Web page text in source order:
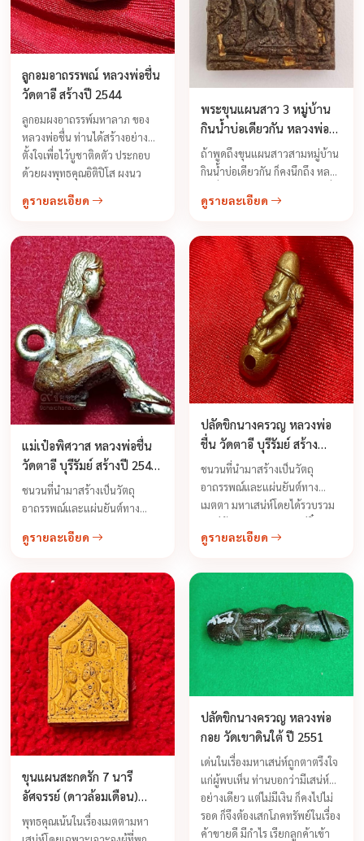
ลูกอมอาถรรพณ์ หลวงพ่อชื่น
วัดตาอี สร้างปี 2544
ลูกอมผงอาถรรพ์มหาลาภ ของ
หลวงพ่อชื่น ท่านได้สร้างอย่าง
ตั้งใจเพื่อไว้บูชาติดตัว ประกอบ
ด้วยผงพุทธคุณอิติปิโส ผงนว
ดูรายละเอียด
พระขุนแผนสาว 3 หมู่บ้าน
กินน้ำบ่อเดียวกัน หลวงพ่อ
กอย วัดเขาดินใต้ รุ่น ไตรมาส
ปี 2551
ถ้าพูดถึงขุนแผนสาวสามหมู่บ้าน
กินน้ำบ่อเดียวกัน ก็คงนึกถึง หลวง
เสียงโด่งดังในการสร้างและปลุก
ดูรายละเอียด
แม่เป๋อพิศวาส หลวงพ่อชื่น
วัดตาอี บุรีรัมย์ สร้างปี 2543
รุ่นสร้างโบสถ์
ชนวนที่นำมาสร้างเป็นวัตถุ
อาถรรพณ์และแผ่นยันต์ทาง
ยันต์ม้าเสพนาง และยันต์อิ๋นคู่
รวมไปถึงอาจารย์ฆาราวาสด้วย
เช่นยันต์หัวใจม้าสีหมอก ตะปูตอก
ฝาโลง เหล็กเสียบศพสมัยโบราณ
...
ดูรายละเอียด
ปลัดขิกนางครวญ หลวงพ่อ
ชื่น วัดตาอี บุรีรัมย์ สร้าง
2543 รุ่นสร้างอุโบสถ
ชนวนที่นำมาสร้างเป็นวัตถุ
อาถรรพณ์และแผ่นยันต์ทาง
เมตตา มหาเสน่ห์โดยได้รวบรวม
จากเกจิอาจารย์ชาวเขมรทั้งหมด
เช่นยันต์หัวใจม้าสีหมอก ตะปูตอก
ฝาโลง เหล็กเสียบศพสมัยโบราณ
ดูรายละเอียด
ขุนแผนสะกดรัก 7 นารี
อัศจรรย์ (ดาวล้อมเดือน)
หลวงพ่อกอย วัดเขาดินใต้
พุทธคุณเน้นในเรื่องเมตตามหา
ปลัดขิกนางครวญ หลวงพ่อ
กอย วัดเขาดินใต้ ปี 2551
เด่นในเรื่องมหาเสน่ห์ถูกตาตรึงใจ
แก่ผู้พบเห็น ท่านบอกว่ามีเสน่ห์
อย่างเดียว แต่ไม่มีเงิน ก็คงไปไม่
รอด ก็จึงต้องเสกโภคทรัพย์ในเรื่อง
ค้าขายดี มีกำไร เรียกลูกค้าเข้า